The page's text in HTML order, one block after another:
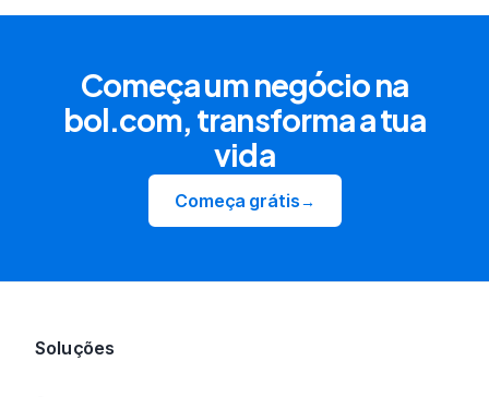
Começa um negócio na
bol.com, transforma a tua
vida
Começa grátis→
Soluções